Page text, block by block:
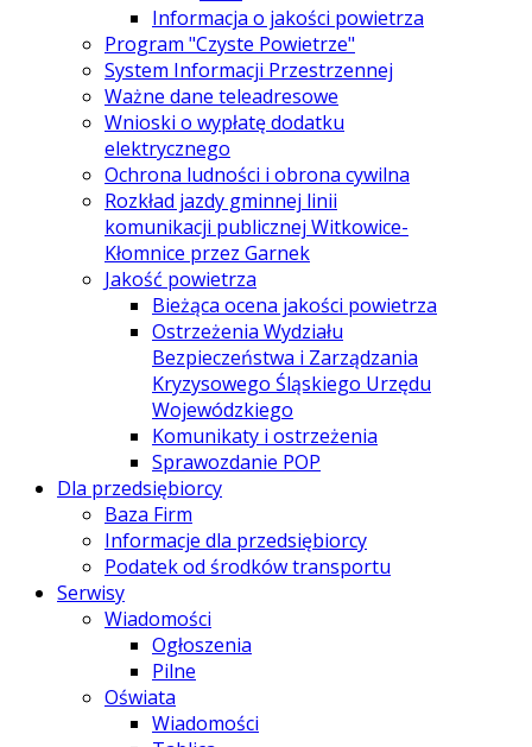
Informacja o jakości powietrza
Program "Czyste Powietrze"
System Informacji Przestrzennej
Ważne dane teleadresowe
Wnioski o wypłatę dodatku
elektrycznego
Ochrona ludności i obrona cywilna
Rozkład jazdy gminnej linii
komunikacji publicznej Witkowice-
Kłomnice przez Garnek
Jakość powietrza
Bieżąca ocena jakości powietrza
Ostrzeżenia Wydziału
Bezpieczeństwa i Zarządzania
Kryzysowego Śląskiego Urzędu
Wojewódzkiego
Komunikaty i ostrzeżenia
Sprawozdanie POP
Dla przedsiębiorcy
Baza Firm
Informacje dla przedsiębiorcy
Podatek od środków transportu
Serwisy
Wiadomości
Ogłoszenia
Pilne
Oświata
Wiadomości